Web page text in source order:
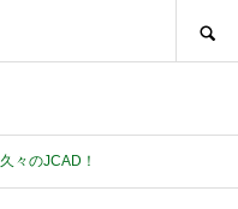
久々のJCAD！